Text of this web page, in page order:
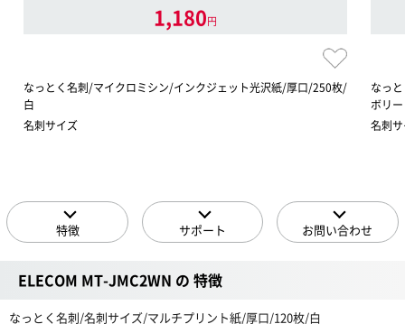
1,180円
なっとく名刺/マイクロミシン/インクジェット光沢紙/厚口/250枚/
白
名刺サイズ
なっ
ボリー
名刺
特徴 サポート お問い合わせ
ELECOM MT-JMC2WN の 特徴
なっとく名刺/名刺サイズ/マルチプリント紙/厚口/120枚/白